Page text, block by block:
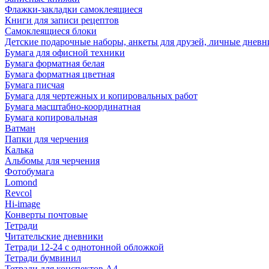
Флажки-закладки самоклеящиеся
Книги для записи рецептов
Самоклеящиеся блоки
Детские подарочные наборы, анкеты для друзей, личные
Бумага для офисной техники
Бумага форматная белая
Бумага форматная цветная
Бумага писчая
Бумага для чертежных и копировальных работ
Бумага масштабно-координатная
Бумага копировальная
Ватман
Папки для черчения
Калька
Альбомы для черчения
Фотобумага
Lomond
Revcol
Hi-image
Конверты почтовые
Тетради
Читательские дневники
Тетради 12-24 с однотонной обложкой
Тетради бумвинил